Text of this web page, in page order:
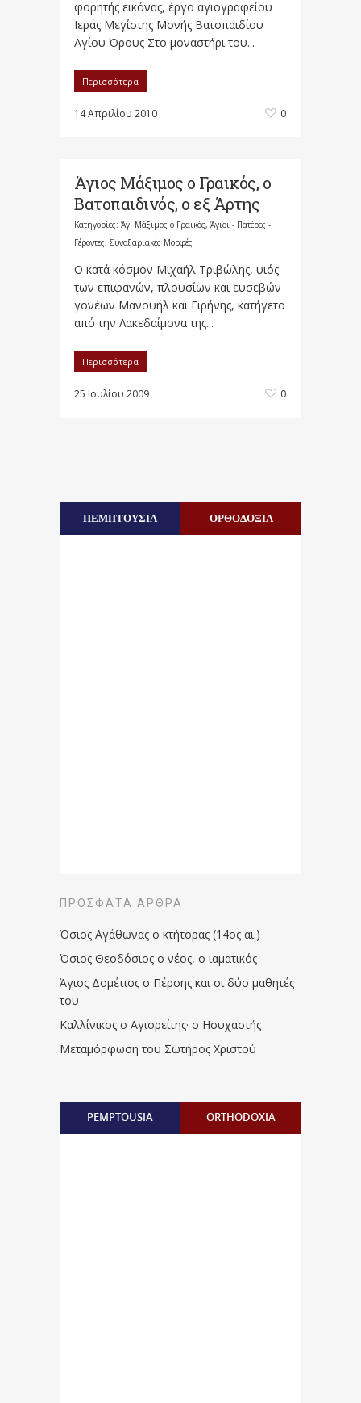
φορητής εικόνας, έργο αγιογραφείου
Ιεράς Μεγίστης Μονής Βατοπαιδίου
Αγίου Όρους Στο μοναστήρι του...
Περισσότερα
14 Απριλίου 2010 0
Άγιος Μάξιμος ο Γραικός, ο
Βατοπαιδινός, ο εξ Άρτης
Κατηγορίες: Άγ. Μάξιμος ο Γραικός, Άγιοι - Πατέρες -
Γέροντες, Συναξαριακές Μορφές
Ο κατά κόσμον Μιχαήλ Τριβώλης, υιός
των επιφανών, πλουσίων και ευσεβών
γονέων Μανουήλ και Ειρήνης, κατήγετο
από την Λακεδαίμονα της...
Περισσότερα
25 Ιουλίου 2009 0
ΠΕΜΠΤΟΥΣΙΑ ΟΡΘΟΔΟΞΙΑ
ΠΡΌΣΦΑΤΑ ΆΡΘΡΑ
Όσιος Αγάθωνας ο κτήτορας (14ος αι.)
Όσιος Θεοδόσιος ο νέος, ο ιαματικός
Άγιος Δομέτιος ο Πέρσης και οι δύο μαθητές
του
Καλλίνικος ο Αγιορείτης · ο Ησυχαστής
Μεταμόρφωση του Σωτήρος Χριστού
PEMPTOUSIA ORTHODOXIA